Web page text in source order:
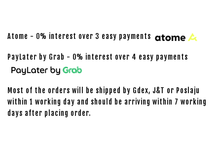
Atome - 0% interest over 3 easy payments
PayLater by Grab - 0% interest over 4 easy payments
Most of the orders will be shipped by Gdex, J&T or Poslaju
within 1 working day and should be arriving within 7 working
days after placing order.